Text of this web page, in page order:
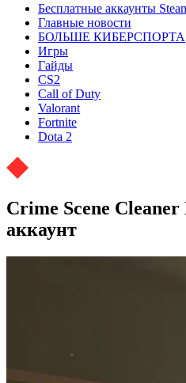
Бесплатные аккаунты
Главные новости
БОЛЬШЕ КИБЕРСПОРТА
Игры
Гайды
CS2
Call of Duty
Valorant
Fortnite
Dota 2
Crime Scene
аккаунт